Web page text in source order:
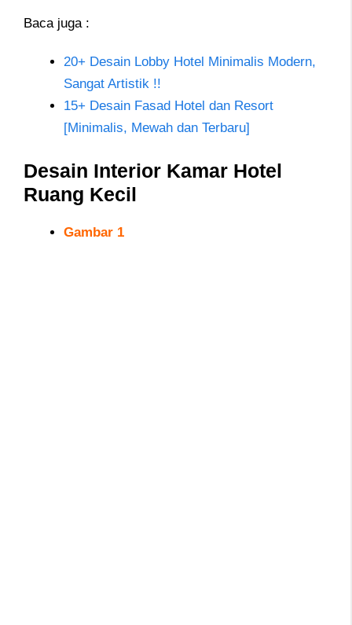
Baca juga :
20+ Desain Lobby Hotel Minimalis Modern,
Sangat Artistik !!
15+ Desain Fasad Hotel dan Resort
[Minimalis, Mewah dan Terbaru]
Desain Interior Kamar Hotel
Ruang Kecil
Gambar 1